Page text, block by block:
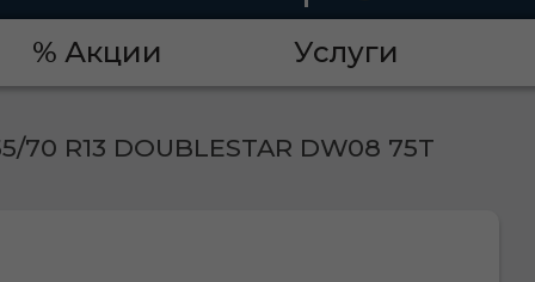
% Акции Услуги
70 R13 DOUBLESTAR DW08 75T